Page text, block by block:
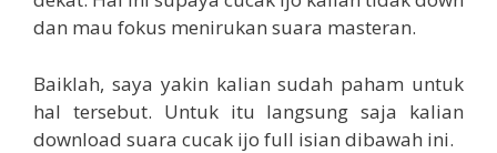
dan mau fokus menirukan suara masteran.
Baiklah, saya yakin kalian sudah paham untuk
hal tersebut. Untuk itu langsung saja kalian
download suara cucak ijo full isian dibawah ini.